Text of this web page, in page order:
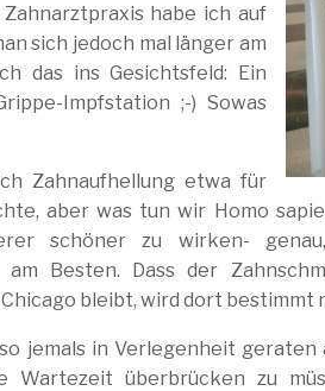
habe ich auf
sich jedoch mal länger am
das ins Gesichtsfeld: Ein
Impfstation ;-) Sowas
Zahnaufhellung etwa für
aber was tun wir Homo
schöner zu wirken-
am Besten. Dass der
bleibt, wird dort bestimmt
jemals in Verlegenheit geraten
Wartezeit überbrücken zu